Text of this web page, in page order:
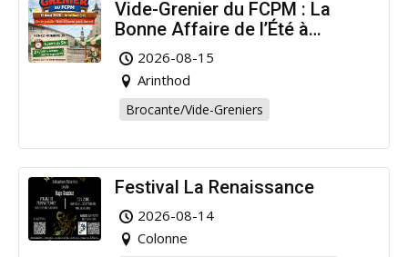
Vide-Grenier du FCPM : La
Bonne Affaire de l’Été à
Arinthod !
2026-08-15
Arinthod
Brocante/Vide-Greniers
Festival La Renaissance
2026-08-14
Colonne